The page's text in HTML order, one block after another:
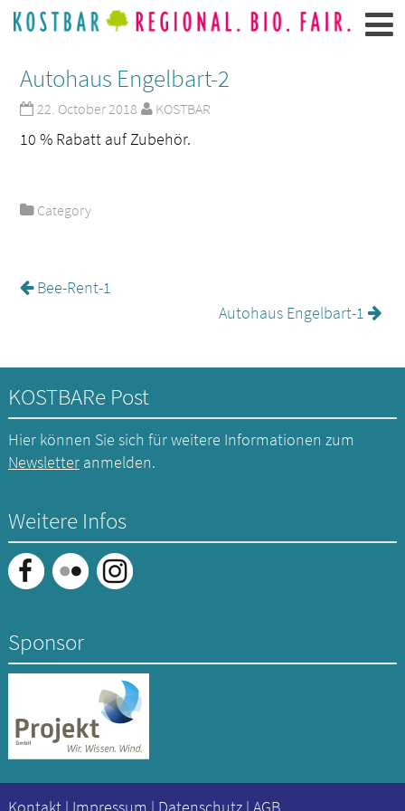
Autohaus Engelbart-2
22. October 2018 KOSTBAR
10 % Rabatt auf Zubehör.
Category
Bee-Rent-1
Autohaus Engelbart-1
KOSTBARe Post
Hier können Sie sich für weitere Informationen zum
Newsletteranmelden.
Weitere Infos
Sponsor